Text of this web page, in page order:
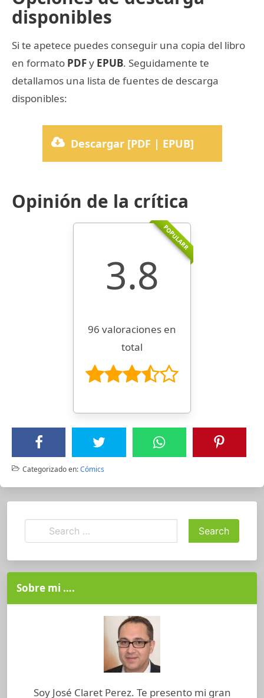
disponibles
Si te apetece puedes conseguir una copia del libro
en formato PDFy EPUB. Seguidamente te
detallamos una lista de fuentes de descarga
disponibles:
Descargar [PDF | EPUB]
Opinión de la crítica
POPULARR
3.8
96 valoraciones en
total
Categorizado en:Cómics
Sobre mi ….
Soy José Claret Perez. Te presento mi gran